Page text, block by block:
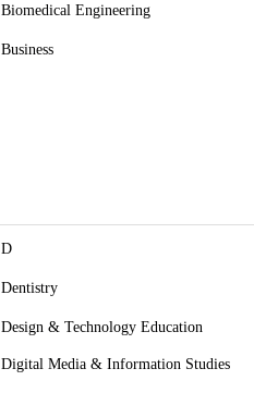
Biomedical Engineering
Business
D
Dentistry
Design & Technology Education
Digital Media & Information Studies